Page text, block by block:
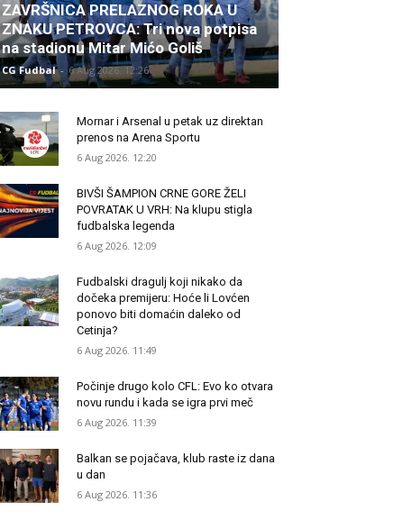
ZAVRŠNICA PRELAZNOG ROKA U
ZNAKU PETROVCA: Tri nova potpisa
na stadionu Mitar Mićo Goliš
CG Fudbal - 6 Aug 2026. 12:26
Mornar i Arsenal u petak uz direktan
prenos na Arena Sportu
6 Aug 2026. 12:20
BIVŠI ŠAMPION CRNE GORE ŽELI
POVRATAK U VRH: Na klupu stigla
fudbalska legenda
6 Aug 2026. 12:09
Fudbalski dragulj koji nikako da
dočeka premijeru: Hoće li Lovćen
ponovo biti domaćin daleko od
Cetinja?
6 Aug 2026. 11:49
Počinje drugo kolo CFL: Evo ko otvara
novu rundu i kada se igra prvi meč
6 Aug 2026. 11:39
Balkan se pojačava, klub raste iz dana
u dan
6 Aug 2026. 11:36